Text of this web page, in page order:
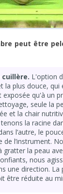
peut être
L'option
la plus douce, qui
exposée qu'à un
seule la
et la chair
la racine
l’autre, le
de l’instrument.
gratter la peau
nous
une direction. La
être réduite au